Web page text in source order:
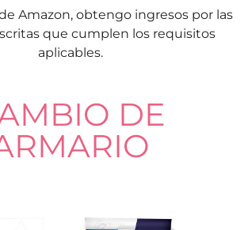
Amazon, obtengo ingresos por las
que cumplen los requisitos
aplicables.
DE